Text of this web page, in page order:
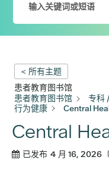
< 所有主题
患者教育图书馆
患者教育图书馆
专科
行为健康
Central
Central
已发布 4 月 16, 2026